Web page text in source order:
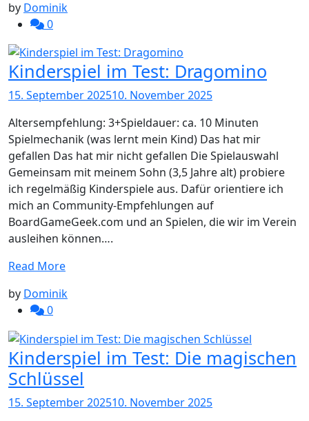
by Dominik
0
Kinderspiel im Test: Dragomino
15. September 202510. November 2025
Altersempfehlung: 3+Spieldauer: ca. 10 Minuten
Spielmechanik (was lernt mein Kind) Das hat mir
gefallen Das hat mir nicht gefallen Die Spielauswahl
Gemeinsam mit meinem Sohn (3,5 Jahre alt) probiere
ich regelmäßig Kinderspiele aus. Dafür orientiere ich
mich an Community-Empfehlungen auf
BoardGameGeek.com und an Spielen, die wir im Verein
ausleihen können….
Read More
by Dominik
0
Kinderspiel im Test: Die magischen
Schlüssel
15. September 202510. November 2025